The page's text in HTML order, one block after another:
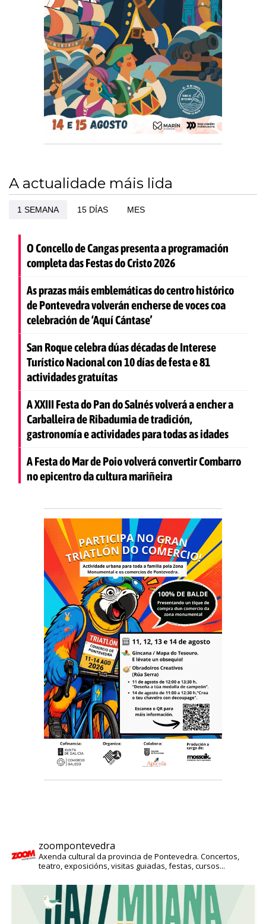
A actualidade máis lida
1 SEMANA 15 DÍAS MES
O Concello de Cangas presenta a programación
completa das Festas do Cristo 2026
As prazas máis emblemáticas do centro histórico
de Pontevedra volverán encherse de voces coa
celebración de ‘Aquí Cántase’
San Roque celebra dúas décadas de Interese
Turístico Nacional con 10 días de festa e 81
actividades gratuítas
A XXIII Festa do Pan do Salnés volverá a encher a
Carballeira de Ribadumia de tradición,
gastronomía e actividades para todas as idades
A Festa do Mar de Poio volverá convertir Combarro
no epicentro da cultura mariñeira
zoompontevedra
Axenda cultural da provincia de Pontevedra. Concertos,
teatro, exposicións, visitas guiadas, festas, cursos...